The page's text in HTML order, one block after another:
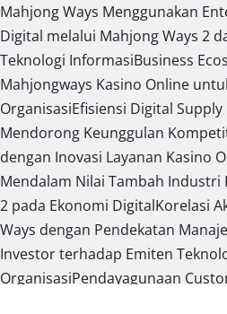
Mahjong Ways Menggunakan
Digital melalui Mahjong Ways 2
Teknologi InformasiBusiness
Mahjongways Kasino Online
OrganisasiEfisiensi Digital
Mendorong Keunggulan
dengan Inovasi Layanan Kasino
Mendalam Nilai Tambah
2 pada Ekonomi DigitalKorelasi
Ways dengan Pendekatan
Investor terhadap Emiten
OrganisasiPendayagunaan